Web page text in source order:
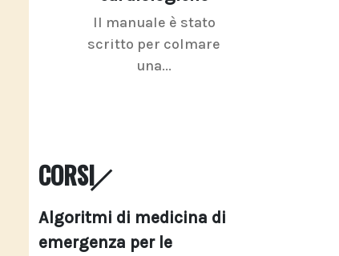
Il manuale è stato
scritto per colmare
una...
CORSI
Algoritmi di medicina di
emergenza per le